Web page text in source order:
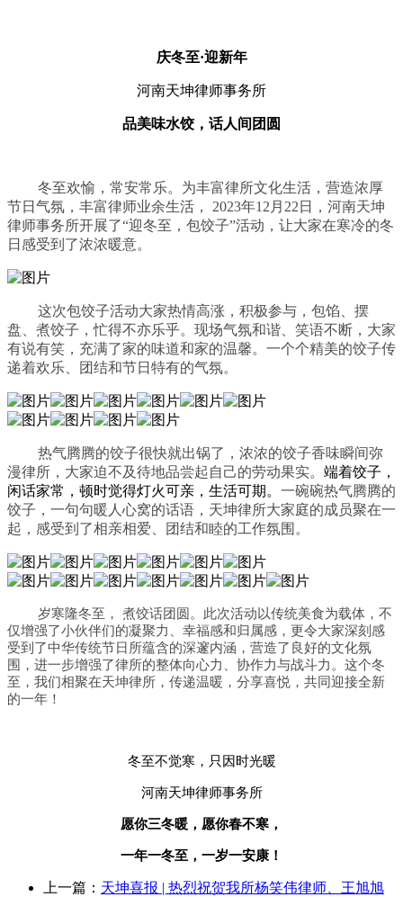
庆冬至·迎新年
河南天坤律师事务所
品美味水饺，话人间团圆
冬至欢愉，常安常乐。为丰富律所文化生活，营造浓厚
节日气氛，丰富律师业余生活， 2023年12月22日，河南天坤
律师事务所开展了“迎冬至，包饺子”活动，让大家在寒冷的冬
日感受到了浓浓暖意。
这次包饺子活动大家热情高涨，积极参与，包馅、摆
盘、煮饺子，忙得不亦乐乎。现场气氛和谐、笑语不断，大家
有说有笑，充满了家的味道和家的温馨。 一个个精美的饺子传
递着欢乐、团结和节日特有的气氛。
热气腾腾的饺子很快就出锅了，浓浓的饺子香味瞬间弥
漫律所，大家迫不及待地品尝起自己的劳动果实。 端着饺子，
闲话家常，顿时觉得灯火可亲，生活可期。 一碗碗热气腾腾的
饺子，一句句暖人心窝的话语，天坤律所大家庭的成员聚在一
起，感受到了相亲相爱、团结和睦的工作氛围。
岁寒隆冬至， 煮饺话团圆。此次活动以传统美食为载体，不
仅增强了小伙伴们的凝聚力、幸福感和归属感，更令大家深刻感
受到了中华传统节日所蕴含的深邃内涵，营造了良好的文化氛
围，进一步增强了律所的整体向心力、协作力与战斗力。 这个冬
至，我们相聚在天坤律所，传递温暖，分享喜悦，共同迎接全新
的一年！
冬至不觉寒，只因时光暖
河南天坤律师事务所
愿你三冬暖，愿你春不寒，
一年一冬至，一岁一安康！
上一篇： 天坤喜报 | 热烈祝贺我所杨笑伟律师、王旭旭